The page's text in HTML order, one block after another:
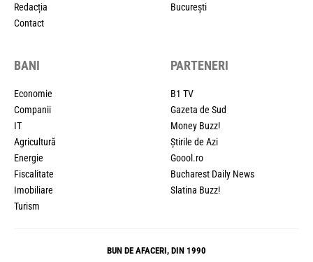
Redacția
Contact
București
BANI
Economie
Companii
IT
Agricultură
Energie
Fiscalitate
Imobiliare
Turism
PARTENERI
B1 TV
Gazeta de Sud
Money Buzz!
Știrile de Azi
Goool.ro
Bucharest Daily News
Slatina Buzz!
BUN DE AFACERI, DIN 1990